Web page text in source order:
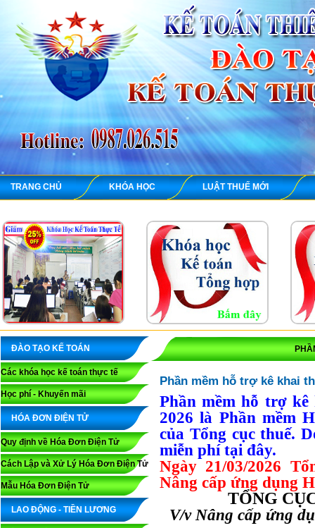
TRANG CHỦ KHÓA HỌC LUẬT THUẾ MỚI
ĐÀO TẠO KẾ TOÁN
Các khóa học kế toán thực tế
Học phí - Khuyến mãi
HÓA ĐƠN ĐIỆN TỬ
Quy định về Hóa Đơn Điện Tử
Cách Lập và Xử Lý Hóa Đơn Điện Tử
Mẫu Hóa Đơn Điện Tử
LAO ĐỘNG - TIỀN LƯƠNG
Phần mềm hỗ trợ kê khai
Phần mềm hỗ trợ
2026 là Phần mềm
của Tổng cục thuế.
miễn phí tại đây.
Ngày 21/03/2026
Nâng cấp ứng dụng
TỔNG
V/v Nâng cấp ứng